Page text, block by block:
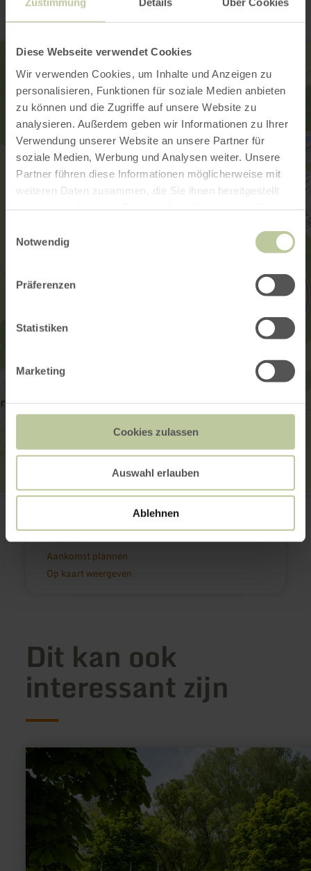
Diese Webseite verwendet Cookies
Wir verwenden Cookies, um Inhalte und Anzeigen zu
personalisieren, Funktionen für soziale Medien anbieten
zu können und die Zugriffe auf unsere Website zu
analysieren. Außerdem geben wir Informationen zu Ihrer
Verwendung unserer Website an unsere Partner für
soziale Medien, Werbung und Analysen weiter. Unsere
Partner führen diese Informationen möglicherweise mit
weiteren Daten zusammen, die Sie ihnen bereitgestellt
Notwendig
Präferenzen
Statistiken
Marketing
Cookies zulassen
Auswahl erlauben
Ablehnen
Stiftskirche Kyllburg
Website
Aankomst plannen
Op kaart weergeven
Dit kan ook
interessant zijn
meer
over:
Europa
Monument
drielandenpunt